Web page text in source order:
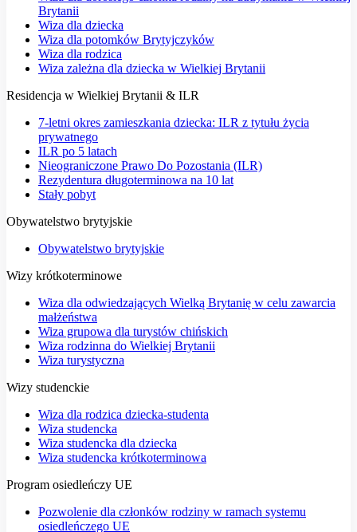
Brytanii
Wiza dla dziecka
Wiza dla potomków Brytyjczyków
Wiza dla rodzica
Wiza zależna dla dziecka w Wielkiej Brytanii
Residencja w Wielkiej Brytanii & ILR
7-letni okres zamieszkania dziecka: ILR z tytułu życia
prywatnego
ILR po 5 latach
Nieograniczone Prawo Do Pozostania (ILR)
Rezydentura długoterminowa na 10 lat
Stały pobyt
Obywatelstwo brytyjskie
Obywatelstwo brytyjskie
Wizy krótkoterminowe
Wiza dla odwiedzających Wielką Brytanię w celu zawarcia
małżeństwa
Wiza grupowa dla turystów chińskich
Wiza rodzinna do Wielkiej Brytanii
Wiza turystyczna
Wizy studenckie
Wiza dla rodzica dziecka-studenta
Wiza studencka
Wiza studencka dla dziecka
Wiza studencka krótkoterminowa
Program osiedleńczy UE
Pozwolenie dla członków rodziny w ramach systemu
osiedleńczego UE